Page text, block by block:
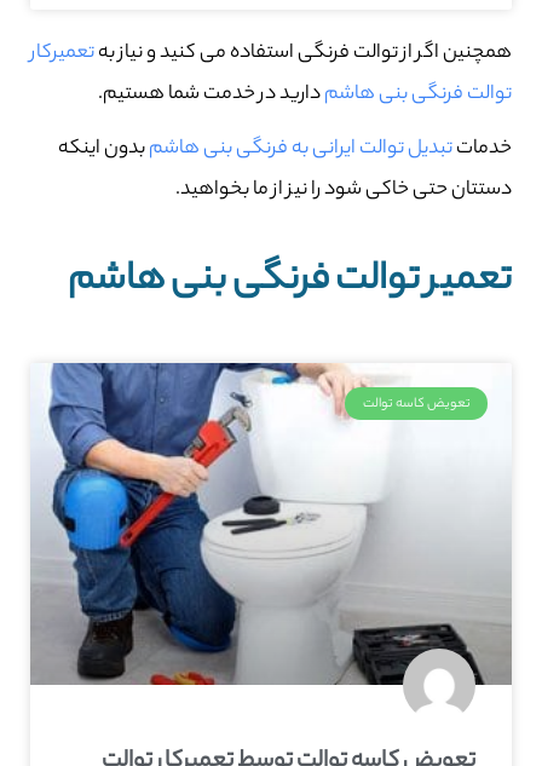
همچنین اگر از توالت فرنگی استفاده می کنید و نیاز بهتعمیرکار
توالت فرنگی بنی هاشمدارید در خدمت شما هستیم.
خدماتتبدیل توالت ایرانی به فرنگی بنی هاشمبدون اینکه
دستتان حتی خاکی شود را نیز از ما بخواهید.
تعمیر توالت فرنگی بنی هاشم
تعویض کاسه توالت